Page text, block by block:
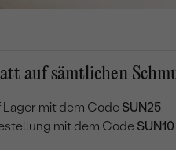
auf sämtlichen
Lager mit dem Code SUN25
mit dem Code SUN10